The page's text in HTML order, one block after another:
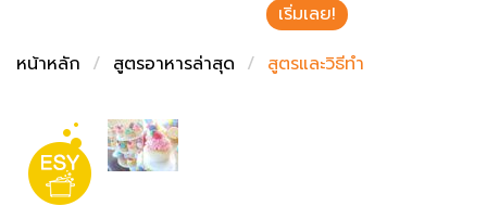
เริ่มเลย!
หน้าหลัก
สูตรอาหารล่าสุด สูตรและวิธีทำ